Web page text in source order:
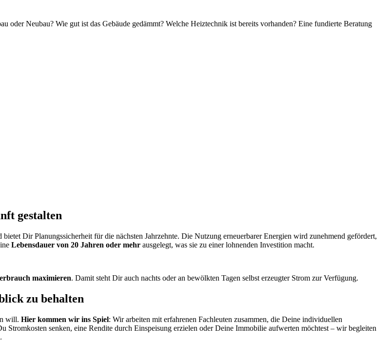
oder Neubau? Wie gut ist das Gebäude gedämmt? Welche Heiztechnik ist bereits vorhanden? Eine fundierte Beratung
gestalten
Dir Planungssicherheit für die nächsten Jahrzehnte. Die Nutzung erneuerbarer Energien wird zunehmend gefördert,
Lebensdauer von 20 Jahren oder mehr ausgelegt, was sie zu einer lohnenden Investition macht.
maximieren. Damit steht Dir auch nachts oder an bewölkten Tagen selbst erzeugter Strom zur Verfügung.
zu behalten
will. Hier kommen wir ins Spiel: Wir arbeiten mit erfahrenen Fachleuten zusammen, die Deine individuellen
senken, eine Rendite durch Einspeisung erzielen oder Deine Immobilie aufwerten möchtest – wir begleiten
.